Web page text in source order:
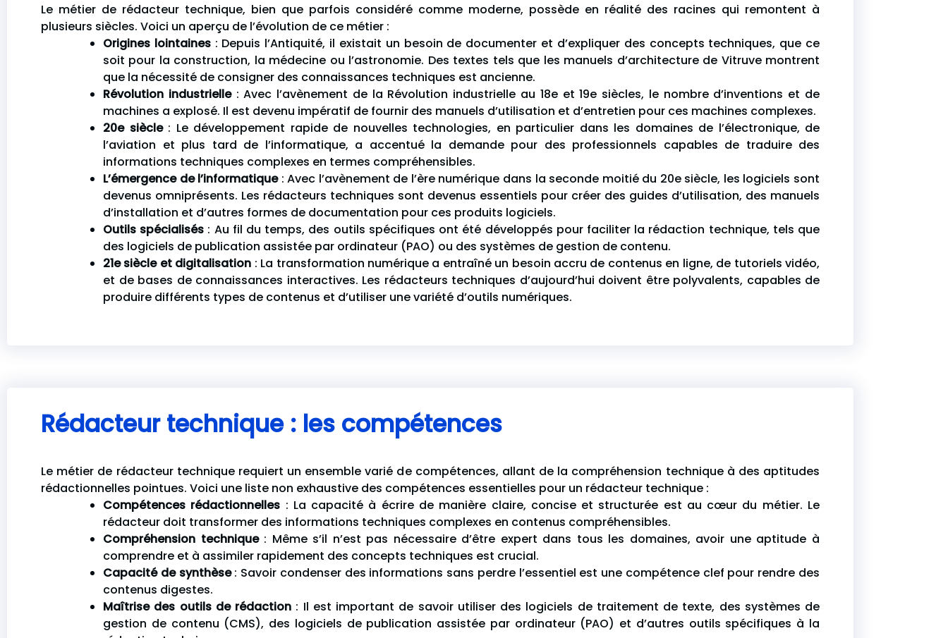
Le métier de rédacteur technique, bien que parfois considéré comme moderne, possède en réalité des racines qui remontent à
plusieurs siècles. Voici un aperçu de l’évolution de ce métier :
Origines lointaines: Depuis l’Antiquité, il existait un besoin de documenter et d’expliquer des concepts techniques, que ce
soit pour la construction, la médecine ou l’astronomie. Des textes tels que les manuels d’architecture de Vitruve montrent
que la nécessité de consigner des connaissances techniques est ancienne.
Révolution industrielle: Avec l’avènement de la Révolution industrielle au 18e et 19e siècles, le nombre d’inventions et de
machines a explosé. Il est devenu impératif de fournir des manuels d’utilisation et d’entretien pour ces machines complexes.
20e siècle: Le développement rapide de nouvelles technologies, en particulier dans les domaines de l’électronique, de
l’aviation et plus tard de l’informatique, a accentué la demande pour des professionnels capables de traduire des
informations techniques complexes en termes compréhensibles.
L’émergence de l’informatique: Avec l’avènement de l’ère numérique dans la seconde moitié du 20e siècle, les logiciels sont
devenus omniprésents. Les rédacteurs techniques sont devenus essentiels pour créer des guides d’utilisation, des manuels
d’installation et d’autres formes de documentation pour ces produits logiciels.
Outils spécialisés : Au fil du temps, des outils spécifiques ont été développés pour faciliter la rédaction technique, tels que
des logiciels de publication assistée par ordinateur (PAO) ou des systèmes de gestion de contenu.
21e siècle et digitalisation : La transformation numérique a entraîné un besoin accru de contenus en ligne, de tutoriels vidéo,
et de bases de connaissances interactives. Les rédacteurs techniques d’aujourd’hui doivent être polyvalents, capables de
produire différents types de contenus et d’utiliser une variété d’outils numériques.
Rédacteur technique : les compétences
Le métier de rédacteur technique requiert un ensemble varié de compétences, allant de la compréhension technique à des aptitudes
rédactionnelles pointues. Voici une liste non exhaustive des compétences essentielles pour un rédacteur technique :
Compétences rédactionnelles : La capacité à écrire de manière claire, concise et structurée est au cœur du métier. Le
rédacteur doit transformer des informations techniques complexes en contenus compréhensibles.
Compréhension technique: Même s’il n’est pas nécessaire d’être expert dans tous les domaines, avoir une aptitude à
comprendre et à assimiler rapidement des concepts techniques est crucial.
Capacité de synthèse: Savoir condenser des informations sans perdre l’essentiel est une compétence clef pour rendre des
contenus digestes.
Maîtrise des outils de rédaction : Il est important de savoir utiliser des logiciels de traitement de texte, des systèmes de
gestion de contenu (CMS), des logiciels de publication assistée par ordinateur (PAO) et d’autres outils spécifiques à la